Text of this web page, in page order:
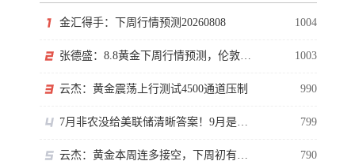
金汇得手：下周行情预测20260808 1004
张德盛：8.8黄金下周行情预测，伦敦金价格走势分析操作策略 1003
云杰：黄金震荡上行测试4500通道压制 990
7月非农没给美联储清晰答案！9月是否加息还得看通胀 799
云杰：黄金本周连多接空，下周初有回撤 790